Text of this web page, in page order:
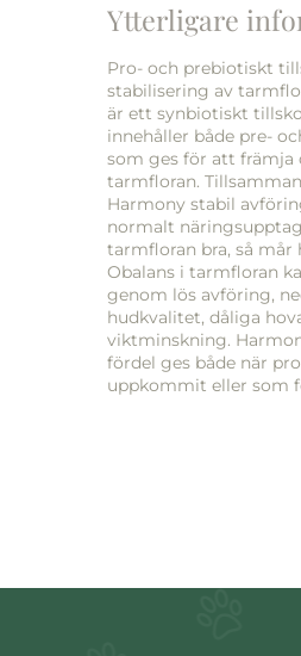
Ytterligare
Pro- och prebiotiskt
stabilisering av
är ett synbiotiskt
innehåller både pre-
som ges för att främja
tarmfloran.
Harmony stabil
normalt
tarmfloran bra, så mår
Obalans i tarmfloran
genom lös avföring,
hudkvalitet, dåliga
viktminskning.
fördel ges både när
uppkommit eller som